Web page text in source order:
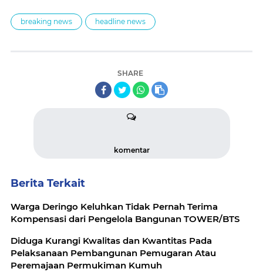
breaking news headline news
SHARE
komentar
Berita Terkait
Warga Deringo Keluhkan Tidak Pernah Terima
Kompensasi dari Pengelola Bangunan TOWER/BTS
Diduga Kurangi Kwalitas dan Kwantitas Pada
Pelaksanaan Pembangunan Pemugaran Atau
Peremajaan Permukiman Kumuh